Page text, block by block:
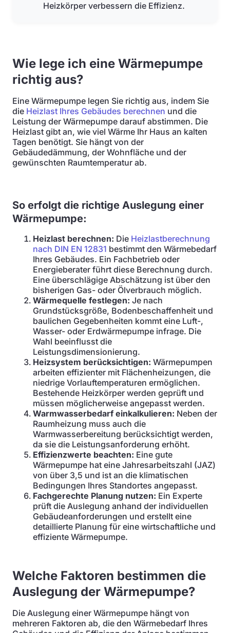
Heizkörper verbessern die Effizienz.
Wie lege ich eine Wärmepumpe
richtig aus?
Eine Wärmepumpe legen Sie richtig aus, indem Sie
die Heizlast Ihres Gebäudes berechnen und die
Leistung der Wärmepumpe darauf abstimmen. Die
Heizlast gibt an, wie viel Wärme Ihr Haus an kalten
Tagen benötigt. Sie hängt von der
Gebäudedämmung, der Wohnfläche und der
gewünschten Raumtemperatur ab.
So erfolgt die richtige Auslegung einer
Wärmepumpe:
Heizlast berechnen: Die Heizlastberechnung
nach DIN EN 12831 bestimmt den Wärmebedarf
Ihres Gebäudes. Ein Fachbetrieb oder
Energieberater führt diese Berechnung durch.
Eine überschlägige Abschätzung ist über den
bisherigen Gas- oder Ölverbrauch möglich.
Wärmequelle festlegen: Je nach
Grundstücksgröße, Bodenbeschaffenheit und
baulichen Gegebenheiten kommt eine Luft-,
Wasser- oder Erdwärmepumpe infrage. Die
Wahl beeinflusst die
Leistungsdimensionierung.
Heizsystem berücksichtigen: Wärmepumpen
arbeiten effizienter mit Flächenheizungen, die
niedrige Vorlauftemperaturen ermöglichen.
Bestehende Heizkörper werden geprüft und
müssen möglicherweise angepasst werden.
Warmwasserbedarf einkalkulieren: Neben der
Raumheizung muss auch die
Warmwasserbereitung berücksichtigt werden,
da sie die Leistungsanforderung erhöht.
Effizienzwerte beachten: Eine gute
Wärmepumpe hat eine Jahresarbeitszahl (JAZ)
von über 3,5 und ist an die klimatischen
Bedingungen Ihres Standortes angepasst.
Fachgerechte Planung nutzen: Ein Experte
prüft die Auslegung anhand der individuellen
Gebäudeanforderungen und erstellt eine
detaillierte Planung für eine wirtschaftliche und
effiziente Wärmepumpe.
Welche Faktoren bestimmen die
Auslegung der Wärmepumpe?
Die Auslegung einer Wärmepumpe hängt von
mehreren Faktoren ab, die den Wärmebedarf Ihres